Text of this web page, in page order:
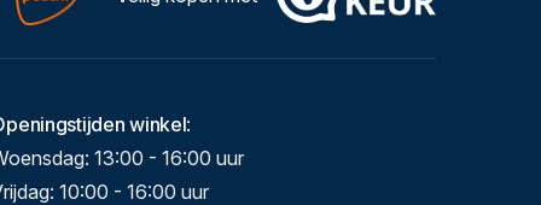
winkel:
13:00 - 16:00 uur
10:00 - 16:00 uur